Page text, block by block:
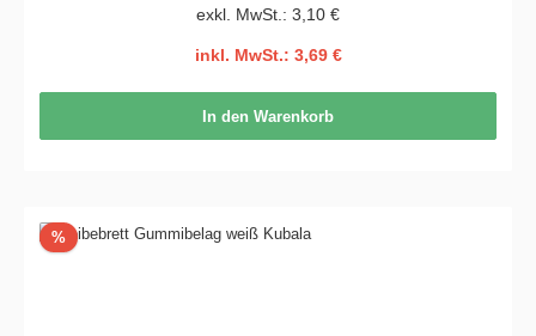
exkl. MwSt.: 3,10 €
inkl. MwSt.: 3,69 €
In den Warenkorb
%Rabatt